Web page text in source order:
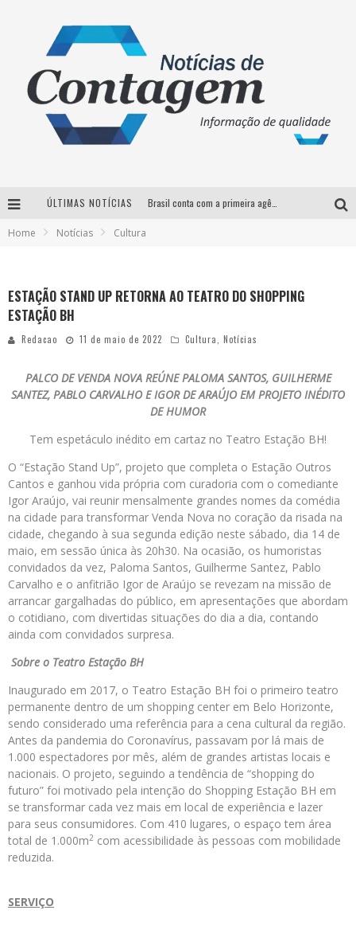
ÚLTIMAS NOTÍCIAS
Suzy Brasil desembarca em Belo Horizonte nesta quinta-feira com o espetáculo “Uma Noite Horripilante”
Home Notícias Cultura
ESTAÇÃO STAND UP RETORNA AO TEATRO DO SHOPPING
ESTAÇÃO BH
Redacao 11 de maio de 2022 Cultura Notícias
PALCO DE VENDA NOVA REÚNE PALOMA SANTOS, GUILHERME
SANTEZ, PABLO CARVALHO E IGOR DE ARAÚJO EM PROJETO INÉDITO
DE HUMOR
Tem espetáculo inédito em cartaz no Teatro Estação BH!
O “Estação Stand Up”, projeto que completa o Estação Outros
Cantos e ganhou vida própria com curadoria com o comediante
Igor Araújo, vai reunir mensalmente grandes nomes da comédia
na cidade para transformar Venda Nova no coração da risada na
cidade, chegando à sua segunda edição neste sábado, dia 14 de
maio, em sessão única às 20h30. Na ocasião, os humoristas
convidados da vez, Paloma Santos, Guilherme Santez, Pablo
Carvalho e o anfitrião Igor de Araújo se revezam na missão de
arrancar gargalhadas do público, em apresentações que abordam
o cotidiano, com divertidas situações do dia a dia, contando
ainda com convidados surpresa.
Sobre o Teatro Estação BH
Inaugurado em 2017, o Teatro Estação BH foi o primeiro teatro
permanente dentro de um shopping center em Belo Horizonte,
sendo considerado uma referência para a cena cultural da região.
Antes da pandemia do Coronavírus, passavam por lá mais de
1.000 espec­tadores por mês, além de grandes artistas locais e
nacionais. O projeto, seguindo a tendência de “shopping do
futuro” foi motivado pela intenção do Shopping Estação BH em
se transformar cada vez mais em local de experiência e lazer
para seus consumidores. Com 410 lugares, o espaço tem área
total de 1.000m2 com acessibilidade às pessoas com mobilidade
reduzida.
SERVIÇO